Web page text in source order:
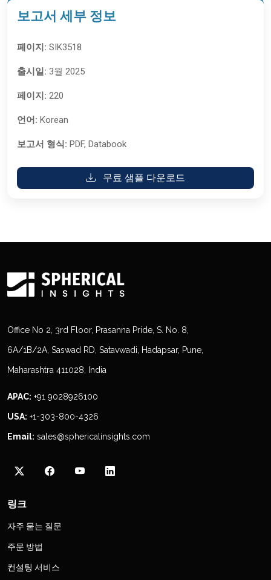
보고서 세부 정보
페이지: SIK3518
출시일: 3월 2025
페이지: 220
언어: Korean
보고서 형식: PDF, Databook
무료 샘플 다운로드
Office No 2, 3rd Floor, Prasanna Pride, S. No. 8,
6A/1B/2A, Saswad RD, Satavwadi, Hadapsar, Pune,
Maharashtra 411028, India
APAC: +91 9028926100
USA: +1-303-800-4326
Email: sales@sphericalinsights.com
링크
자주 묻는 질문
주문 방법
컨설팅 서비스